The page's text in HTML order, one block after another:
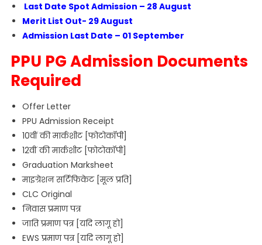
Last Date Spot Admission – 28 August
Merit List Out- 29 August
Admission Last Date – 01 September
PPU PG Admission Documents
Required
Offer Letter
PPU Admission Receipt
10वीं की मार्कशीट [फोटोकॉपी]
12वीं की मार्कशीट [फोटोकॉपी]
Graduation Marksheet
माइग्रेशन सर्टिफिकेट [मूल प्रति]
CLC Original
निवास प्रमाण पत्र
जाति प्रमाण पत्र [यदि लागू हो]
EWS प्रमाण पत्र [यदि लागू हो]